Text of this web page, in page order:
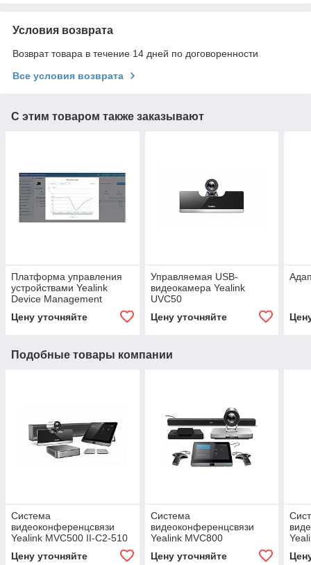
Условия возврата
Возврат товара в течение 14 дней по договоренности
Все условия возврата
С этим товаром также заказывают
Платформа управления
устройствами Yealink
Device Management
Цену уточняйте
Управляемая USB-
видеокамера Yealink
UVC50
Цену уточняйте
Подобные товары компании
Система
видеоконференцсвязи
Yealink MVC500 II-C2-510
Цену уточняйте
Система
видеоконференцсвязи
Yealink MVC800
Цену уточняйте